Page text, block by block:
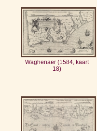
Waghenaer (1584, kaart
18)